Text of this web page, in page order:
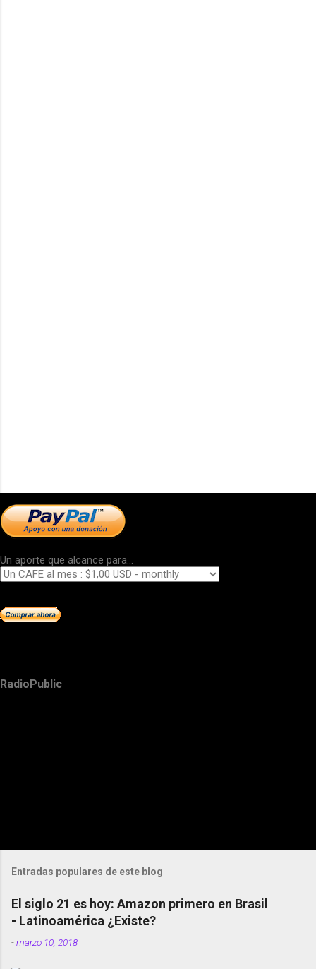
Un aporte que alcance para...
RadioPublic
Entradas populares de este blog
El siglo 21 es hoy: Amazon primero en Brasil
- Latinoamérica ¿Existe?
-marzo 10, 2018